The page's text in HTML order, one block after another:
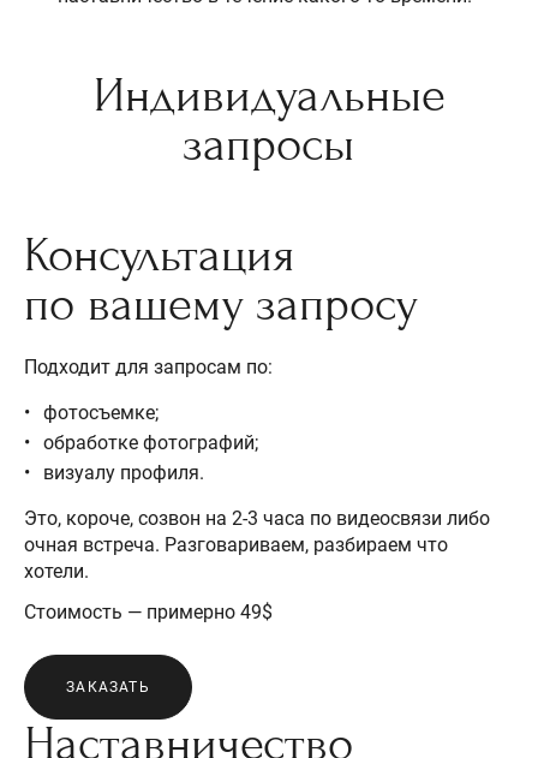
Индивидуальные
запросы
Консультация
по вашему запросу
Подходит для запросам по:
фотосъемке;
обработке фотографий;
визуалу профиля.
Это, короче, созвон на 2-3 часа по видеосвязи либо
очная встреча. Разговариваем, разбираем что
хотели.
Стоимость — примерно 49$
ЗАКАЗАТЬ
Наставничество